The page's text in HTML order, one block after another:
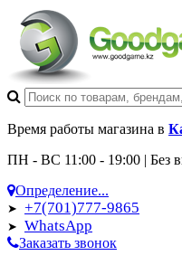
Время работы магазина в
ПН - ВС 11:00 - 19:00 | Без
Определение...
➤ +7(701)777-9865
➤ WhatsApp
Заказать звонок